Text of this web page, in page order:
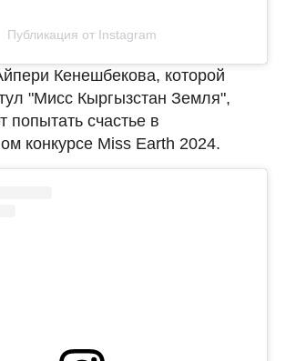
Публикация от Instagram
Кенешбекова, которой
"Мисс Кыргызстан Земля",
попытать счастье в
конкурсе Miss Earth 2024.